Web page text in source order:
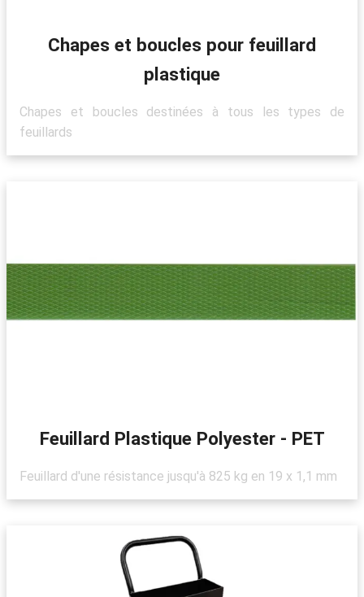
Chapes et boucles pour feuillard
plastique
Chapes et boucles destinées à tous les types de
feuillards
Feuillard Plastique Polyester - PET
Feuillard d'une résistance jusqu'à 825 kg en 19 x 1,1 mm